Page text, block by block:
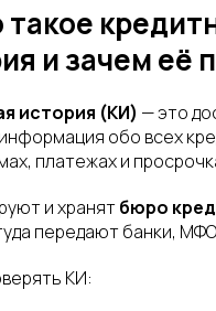
такое
и зачем её
история (КИ) — это
обо всех
платежах и
и хранятбюро
передают банки,
КИ: